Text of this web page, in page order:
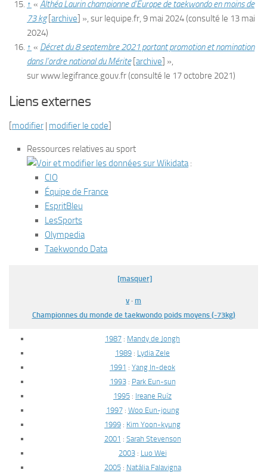
↑ « Althéa Laurin championne d’Europe de taekwondo en moins de
73 kg[archive] », sur lequipe.fr, 9 mai 2024(consulté le 13 mai
2024)
↑ « Décret du 8 septembre 2021 portant promotion et nomination
dans l’ordre national du Mérite[archive] »,
surwww.legifrance.gouv.fr(consulté le 17 octobre 2021)
Liens externes
[modifier | modifier le code]
Ressources relatives au sport
:
CIO
Équipe de France
EspritBleu
LesSports
Olympedia
Taekwondo Data
[masquer]
v · m
Championnes du monde de taekwondo poids moyens (-73kg)
1987 : Mandy de Jongh
1989 : Lydia Zele
1991 : Yang In-deok
1993: Park Eun-sun
1995 : Ireane Ruíz
1997: Woo Eun-joung
1999 : Kim Yoon-kyung
2001 : Sarah Stevenson
2003: Luo Wei
2005: Natália Falavigna